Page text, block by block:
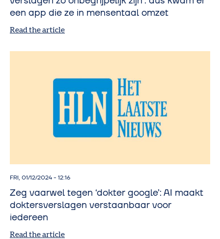
een app die ze in mensentaal omzet
Read the article
FRI, 01/12/2024 - 12:16
Zeg vaarwel tegen ‘dokter google’: AI maakt
doktersverslagen verstaanbaar voor
iedereen
Read the article